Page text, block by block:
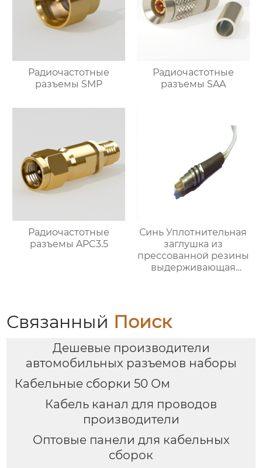
Радиочастотные
разъемы SMP
Радиочастотные
разъемы SAA
Радиочастотные
разъемы APC3.5
Синь Уплотнительная
заглушка из
прессованной резины
выдерживающая
Связанный Поиск
Дешевые производители
автомобильных разъемов наборы
Кабельные сборки 50 Ом
Кабель канал для проводов
производители
Оптовые панели для кабельных
сборок